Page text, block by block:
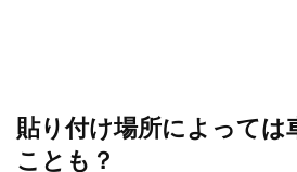
貼り付け場所によっては
ことも？